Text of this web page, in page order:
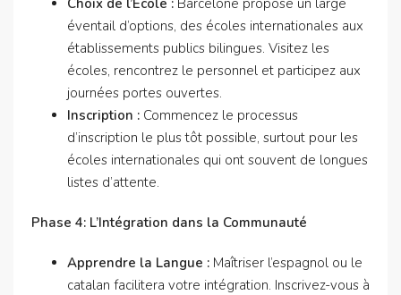
éventail d’options, des écoles internationales aux
établissements publics bilingues. Visitez les
écoles, rencontrez le personnel et participez aux
journées portes ouvertes.
Inscription : Commencez le processus
d’inscription le plus tôt possible, surtout pour les
écoles internationales qui ont souvent de longues
listes d’attente.
Phase 4: L’Intégration dans la Communauté
Apprendre la Langue : Maîtriser l’espagnol ou le
catalan facilitera votre intégration. Inscrivez-vous à